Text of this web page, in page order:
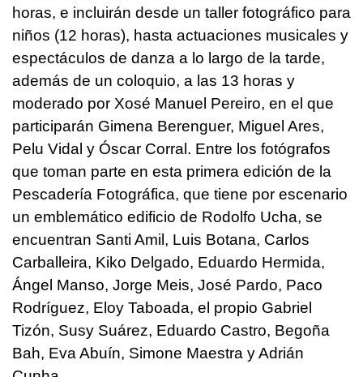
horas, e incluirán desde un taller fotográfico para
niños (12 horas), hasta actuaciones musicales y
espectáculos de danza a lo largo de la tarde,
además de un coloquio, a las 13 horas y
moderado por Xosé Manuel Pereiro, en el que
participarán Gimena Berenguer, Miguel Ares,
Pelu Vidal y Óscar Corral. Entre los fotógrafos
que toman parte en esta primera edición de la
Pescadería Fotográfica, que tiene por escenario
un emblemático edificio de Rodolfo Ucha, se
encuentran Santi Amil, Luis Botana, Carlos
Carballeira, Kiko Delgado, Eduardo Hermida,
Ángel Manso, Jorge Meis, José Pardo, Paco
Rodríguez, Eloy Taboada, el propio Gabriel
Tizón, Susy Suárez, Eduardo Castro, Begoña
Bah, Eva Abuín, Simone Maestra y Adrián